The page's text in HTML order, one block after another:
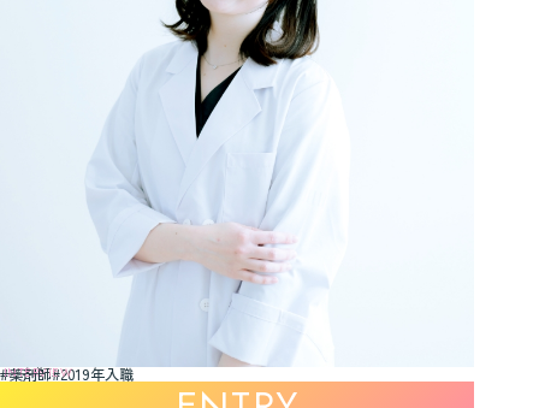
薬剤師 2019年入職